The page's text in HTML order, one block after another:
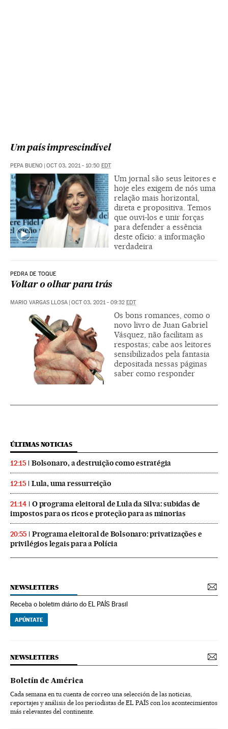
Um país imprescindível
PEPA BUENO | OCT 03, 2021 - 10:50 EDT
Um jornal são seus leitores e
hoje eles exigem de nós uma
relação mais horizontal,
direta e propositiva. Temos
que ouvi-los e unir forças
para defender a essência
deste ofício: a informação
verdadeira
PEDRA DE TOQUE
Voltar o olhar para trás
MARIO VARGAS LLOSA | OCT 03, 2021 - 09:32 EDT
Os bons romances, como o
novo livro de Juan Gabriel
Vásquez, não facilitam as
respostas; cabe aos leitores
sensibilizados pela fantasia
depositada nessas páginas
saber como responder
ÚLTIMAS NOTICIAS
12:15 Bolsonaro, a destruição como estratégia
12:15 Lula, uma ressurreição
21:14
O programa eleitoral de Lula da Silva: subidas de
impostos para os ricos e proteção para as minorias
20:55
Programa eleitoral de Bolsonaro: privatizações e
privilégios legais para a Polícia
NEWSLETTERS
Receba o boletim diário do EL PAÍS Brasil
APÚNTATE
NEWSLETTERS
Boletín de América
Cada semana en tu cuenta de correo una selección de las noticias,
reportajes y análisis de los periodistas de EL PAÍS con los acontecimientos
más relevantes del continente.